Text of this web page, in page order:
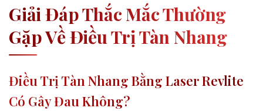
Giải Đáp Thắc Mắc Thường
Gặp Về Điều Trị Tàn Nhang
Điều Trị Tàn Nhang Bằng Laser Revlite
Có Gây Đau Không?